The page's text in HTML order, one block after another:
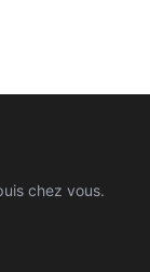
chez vous.